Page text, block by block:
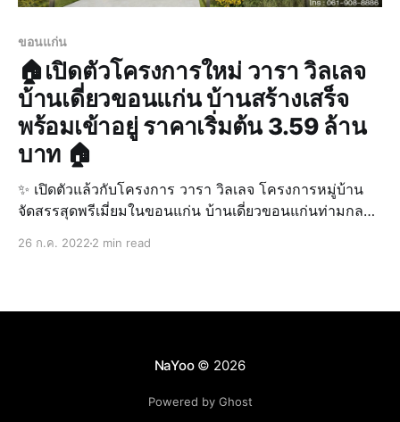
ขอนแก่น
🏠เปิดตัวโครงการใหม่ วารา วิลเลจ
บ้านเดี่ยวขอนแก่น บ้านสร้างเสร็จ
พร้อมเข้าอยู่ ราคาเริ่มต้น 3.59 ล้าน
บาท 🏠
✨ เปิดตัวแล้วกับโครงการ วารา วิลเลจ โครงการหมู่บ้าน
จัดสรรสุดพรีเมี่ยมในขอนแก่น บ้านเดี่ยวขอนแก่นท่ามกลาง
26 ก.ค. 2022 2 min read
NaYoo© 2026
Powered by Ghost